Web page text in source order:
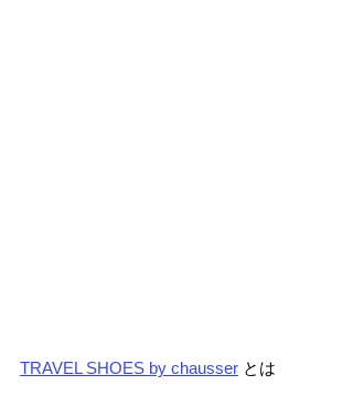
TRAVEL SHOES by chausser とは